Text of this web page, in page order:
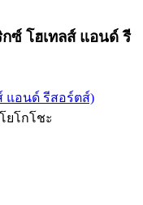
ซ์ โฮเทลส์ แอนด์ รี
แอนด์ รีสอร์ตส์)
ยโกโชะ